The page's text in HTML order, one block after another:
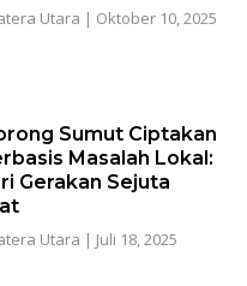
Utara | Oktober 10, 2025
Sumut Ciptakan
Masalah Lokal:
Gerakan Sejuta
Utara | Juli 18, 2025